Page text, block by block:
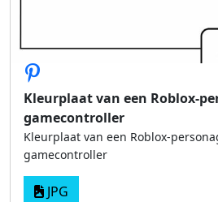
Kleurplaat van een Roblox-
gamecontroller
Kleurplaat van een Roblox-
gamecontroller
JPG